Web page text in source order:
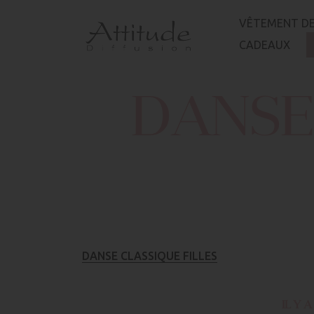
VÊTEMENT
CADEAUX
DANSE CLASSIQUE FILLES
IL Y